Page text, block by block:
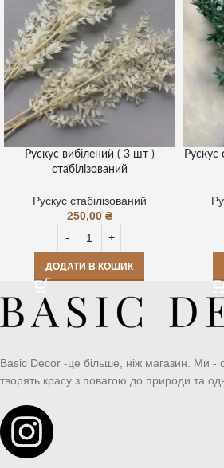
Рускус вибілений ( 3 шт )
стабілізований
Рускус стабілізований
250,00 ₴
ДОДАТИ В КОШИК
Рускус
Basic Decor -це більше, ніж магазин. Ми -
творять красу з повагою до природи та